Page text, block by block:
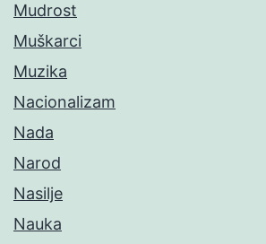
Mudrost
Muškarci
Muzika
Nacionalizam
Nada
Narod
Nasilje
Nauka